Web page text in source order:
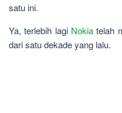
satu ini.
Ya, terlebih lagi Nokia telah
dari satu dekade yang lalu.